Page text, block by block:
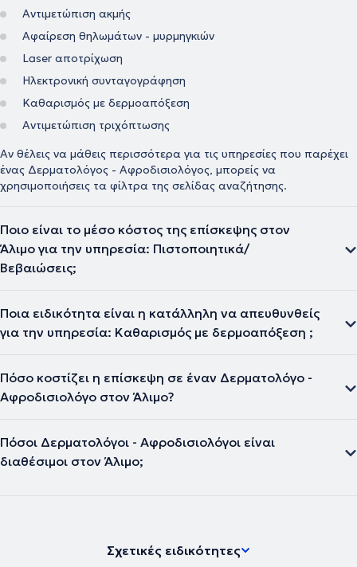
Αντιμετώπιση ακμής
Αφαίρεση θηλωμάτων - μυρμηγκιών
Laser αποτρίχωση
Ηλεκτρονική συνταγογράφηση
Kαθαρισμός με δερμοαπόξεση
Αντιμετώπιση τριχόπτωσης
Αν θέλεις να μάθεις περισσότερα για τις υπηρεσίες που παρέχει
ένας Δερματολόγος - Αφροδισιολόγος, μπορείς να
χρησιμοποιήσεις τα φίλτρα της σελίδας αναζήτησης.
Ποιο είναι το μέσο κόστος της επίσκεψης στον
Άλιμο για την υπηρεσία: Πιστοποιητικά/
Βεβαιώσεις;
Ποια ειδικότητα είναι η κατάλληλη να απευθυνθείς
για την υπηρεσία: Kαθαρισμός με δερμοαπόξεση ;
Πόσο κοστίζει η επίσκεψη σε έναν Δερματολόγο -
Αφροδισιολόγο στον Άλιμο?
Πόσοι Δερματολόγοι - Αφροδισιολόγοι είναι
διαθέσιμοι στον Άλιμο;
Σχετικές ειδικότητες